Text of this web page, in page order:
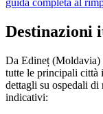
guida completa al
Destinazioni
Da Edineț (Moldavia)
tutte le principali città
dettagli su ospedali
indicativi: